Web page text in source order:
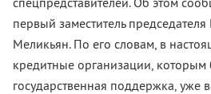
первый заместитель
Меликьян. По его словам, в
кредитные организации, которым
государственная поддержка, уже